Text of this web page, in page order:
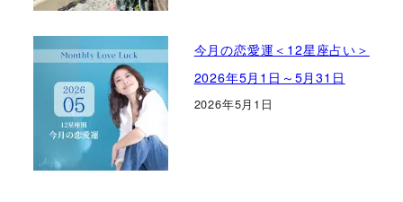
今月の恋愛運＜12星座占い＞
2026年5月1日～5月31日
2026年5月1日